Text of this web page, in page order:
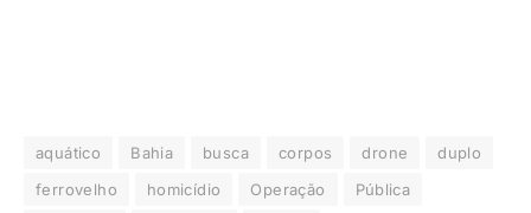
aquático Bahia busca corpos drone
duplo
ferrovelho
homicídio Operação
Pública